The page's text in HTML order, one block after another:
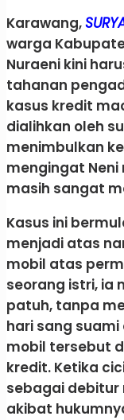
Karawang,
warga
Nuraeni kini
tahanan
kasus kredit
dialihkan oleh
menimbulkan
mengingat
masih sangat
​Kasus ini
menjadi atas
mobil atas
seorang istri, ia
patuh, tanpa
hari sang
mobil tersebut
kredit. Ketika
sebagai debitur
akibat